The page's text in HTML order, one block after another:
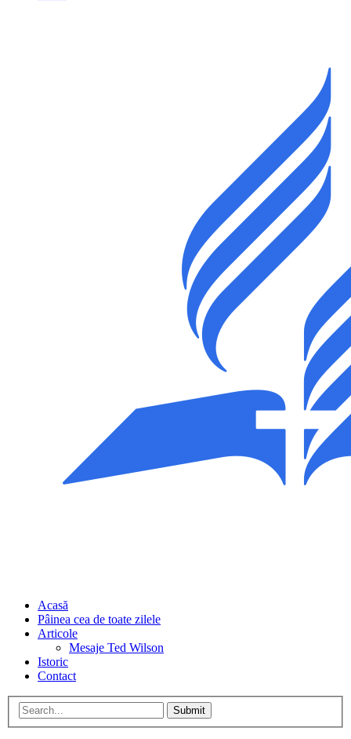
Acasă
Pâinea cea de toate zilele
Articole
Mesaje Ted Wilson
Istoric
Contact
Submit